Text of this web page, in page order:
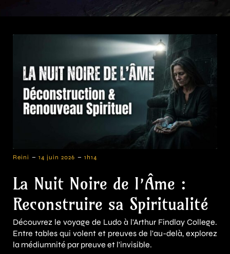
Reini - 14 juin 2026 - 1h14
La Nuit Noire de l’Âme :
Reconstruire sa Spiritualité
Découvrez le voyage de Ludo à l'Arthur Findlay College.
Entre tables qui volent et preuves de l'au-delà, explorez
la médiumnité par preuve et l'invisible.